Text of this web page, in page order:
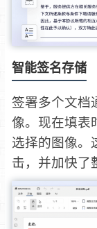
智能签名存储
签署多个文档
像。现在填表
选择的图像。
击，并加快了